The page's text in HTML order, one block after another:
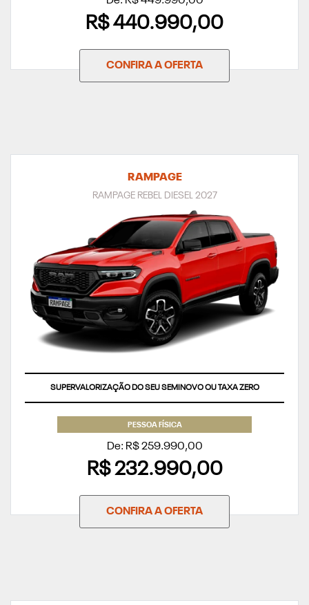
R$ 440.990,00
CONFIRA A OFERTA
RAMPAGE
RAMPAGE REBEL DIESEL 2027
SUPERVALORIZAÇÃO DO SEU SEMINOVO OU TAXA ZERO
PESSOA FÍSICA
De: R$ 259.990,00
R$ 232.990,00
CONFIRA A OFERTA